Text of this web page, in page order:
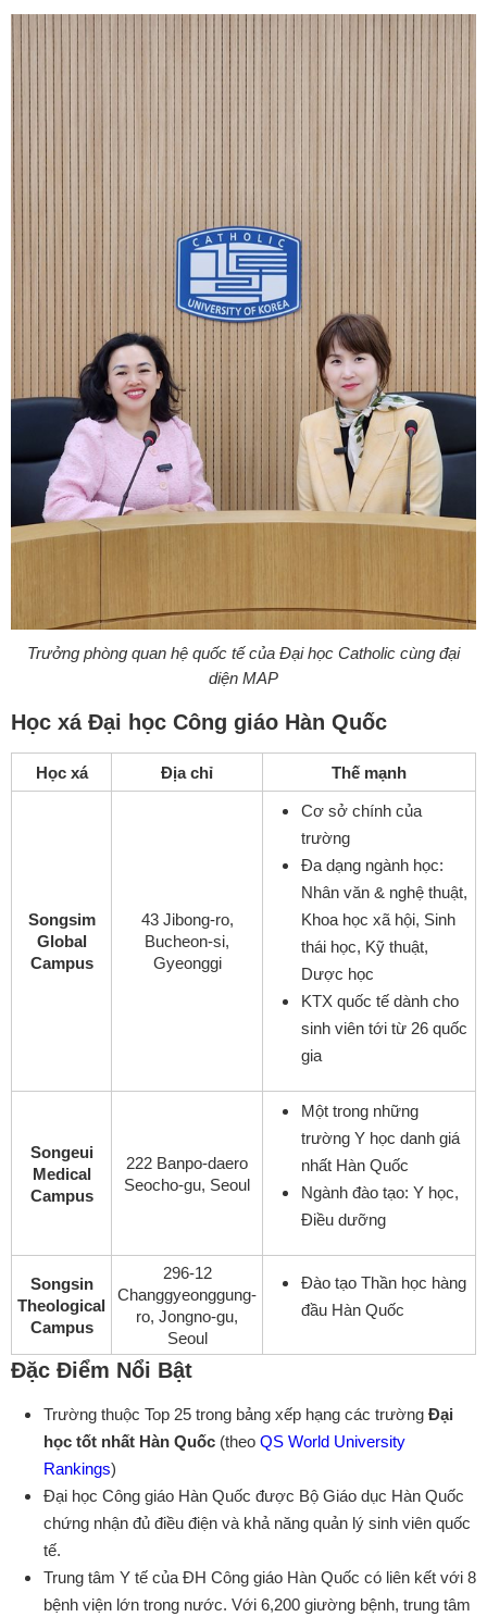
Trưởng phòng quan hệ quốc tế của Đại học Catholic cùng đại
diện MAP
Học xá Đại học Công giáo Hàn Quốc
Học xá Địa chỉ Thế mạnh
Songsim
Global
Campus
43 Jibong-ro,
Bucheon-si,
Gyeonggi
Cơ sở chính của
trường
Đa dạng ngành học:
Nhân văn & nghệ thuật,
Khoa học xã hội, Sinh
thái học, Kỹ thuật,
Dược học
KTX quốc tế dành cho
sinh viên tới từ 26 quốc
gia
Songeui
Medical
Campus
222 Banpo-daero
Seocho-gu, Seoul
Một trong những
trường Y học danh giá
nhất Hàn Quốc
Ngành đào tạo: Y học,
Điều dưỡng
Songsin
Theological
Campus
296-12
Changgyeonggung-
ro, Jongno-gu,
Seoul
Đào tạo Thần học hàng
đầu Hàn Quốc
Đặc Điểm Nổi Bật
Trường thuộc Top 25 trong bảng xếp hạng các trường Đại
học tốt nhất Hàn Quốc (theo QS World University
Rankings)
Đại học Công giáo Hàn Quốc được Bộ Giáo dục Hàn Quốc
chứng nhận đủ điều điện và khả năng quản lý sinh viên quốc
tế.
Trung tâm Y tế của ĐH Công giáo Hàn Quốc có liên kết với 8
bệnh viện lớn trong nước. Với 6,200 giường bệnh, trung tâm